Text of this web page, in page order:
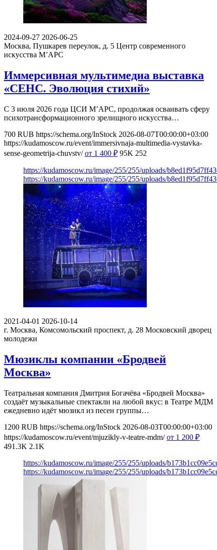
2024-09-27 2026-06-25
Москва, Пушкарев переулок, д. 5 Центр современного
искусства М’АРС
Иммерсивная мультимедиа выставка
«СЕНС. Эволюция стихий»
С 3 июля 2026 года ЦСИ М’АРС, продолжая осваивать сферу
психотрансформационного зрелищного искусства…
700 RUB https://schema.org/InStock 2026-08-07T00:00:00+03:00
https://kudamoscow.ru/event/immersivnaja-multimedia-vystavka-
sense-geometrija-chuvstv/ от 1 400 ₽ 95K 252
https://kudamoscow.ru/image/255/255/uploads/
https://kudamoscow.ru/image/255/255/uploads/
2021-04-01 2026-10-14
г. Москва, Комсомольский проспект, д. 28 Московский дворец
молодежи
Мюзиклы компании «Бродвей
Москва»
Театральная компания Дмитрия Богачёва «Бродвей Москва»
создаёт музыкальные спектакли на любой вкус: в Театре МДМ
ежедневно идёт мюзикл из песен группы…
1200 RUB https://schema.org/InStock 2026-08-03T00:00:00+03:00
https://kudamoscow.ru/event/mjuzikly-v-teatre-mdm/ от 1 200 ₽
491.3K 2.1K
https://kudamoscow.ru/image/255/255/uploads/
https://kudamoscow.ru/image/255/255/uploads/